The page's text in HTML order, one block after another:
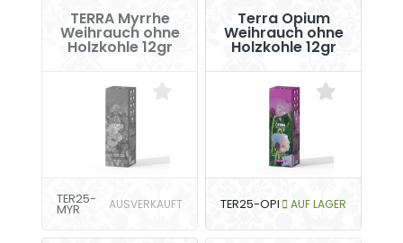
TERRA Myrrhe
Weihrauch ohne
Holzkohle 12gr
TER25-
MYR AUSVERKAUFT
Terra Opium
Weihrauch ohne
Holzkohle 12gr
TER25-OPI AUF LAGER